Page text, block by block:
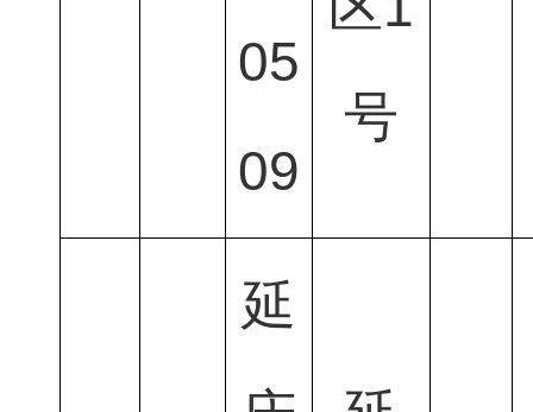
05
09
号
延